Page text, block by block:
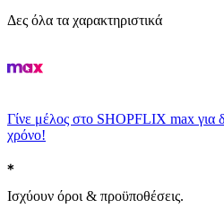
Δες όλα τα χαρακτηριστικά
Γίνε μέλος στο SHOPFLIX max για
χρόνο!
Ισχύουν όροι & προϋποθέσεις.